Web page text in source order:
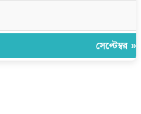
সেপ্টেম্বর »